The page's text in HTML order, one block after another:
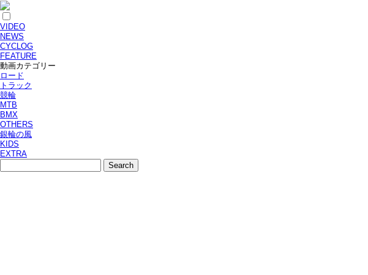
VIDEO
NEWS
CYCLOG
FEATURE
動画カテゴリー
ロード
トラック
競輪
MTB
BMX
OTHERS
銀輪の風
KIDS
EXTRA